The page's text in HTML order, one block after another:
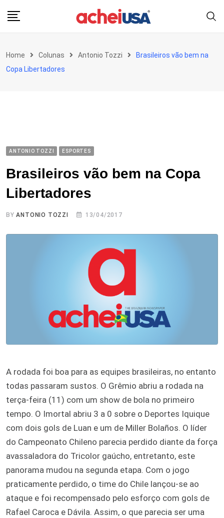
Home Colunas Antonio Tozzi
Brasileiros vão bem na
Copa Libertadores
ANTONIO TOZZI ESPORTES
Brasileiros vão bem na Copa
Libertadores
BYANTONIO TOZZI 13/04/2017
A rodada foi boa para as equipes brasileiras, no entanto
todas passaram sustos. O Grêmio abriu a rodada na
terça-feira (11) com um show de bola no primeiro
tempo. O Imortal abriu 3 a 0 sobre o Deportes Iquique
com dois gols de Luan e um de Miller Bolaños. O líder
do Campeonato Chileno parecia perdido diante da força
avassaladora do Tricolor gaúcho, entretanto, este
panorama mudou na segunda etapa. Com o jogo
praticamente perdido, o time do Chile lançou-se ao
ataque e foi recompensado pelo esforço com gols de
Rafael Caroca e Dávila. Assim, o que parecia ser uma